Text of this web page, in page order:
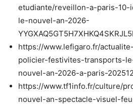
etudiante/reveillon-a-paris-
le-nouvel-an-2026-
https://www.lefigaro.fr/
policier-festivites-transports-
nouvel-an-2026-a-paris-
https://www.tf1info.fr/culture/
nouvel-an-spectacle-visuel-